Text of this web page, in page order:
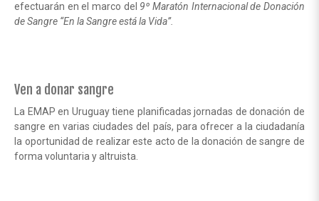
efectuarán en el marco del 9º Maratón Internacional de Donación
de Sangre “En la Sangre está la Vida”.
Ven a donar sangre
La EMAP en Uruguay tiene planificadas jornadas de donación de
sangre en varias ciudades del país, para ofrecer a la ciudadanía
la oportunidad de realizar este acto de la donación de sangre de
forma voluntaria y altruista.